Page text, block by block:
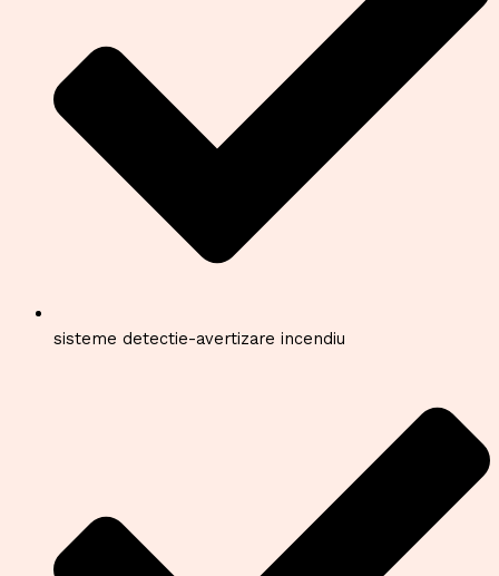
sisteme detectie-avertizare incendiu